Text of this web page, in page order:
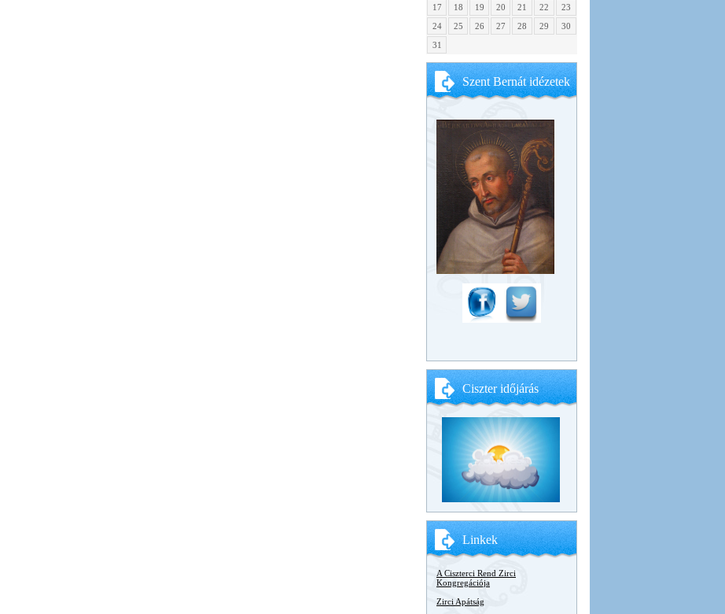
17
18 19 20 21 22
23
24
25 26 27 28 29
30
31
Szent Bernát idézetek
Ciszter időjárás
Linkek
A Ciszterci Rend Zirci
Kongregációja
Zirci Apátság